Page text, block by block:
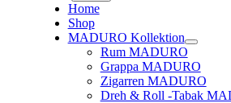
Home
Shop
MADURO Kollektion
Rum MADURO
Grappa MADURO
Zigarren MADURO
Dreh & Roll -Tabak